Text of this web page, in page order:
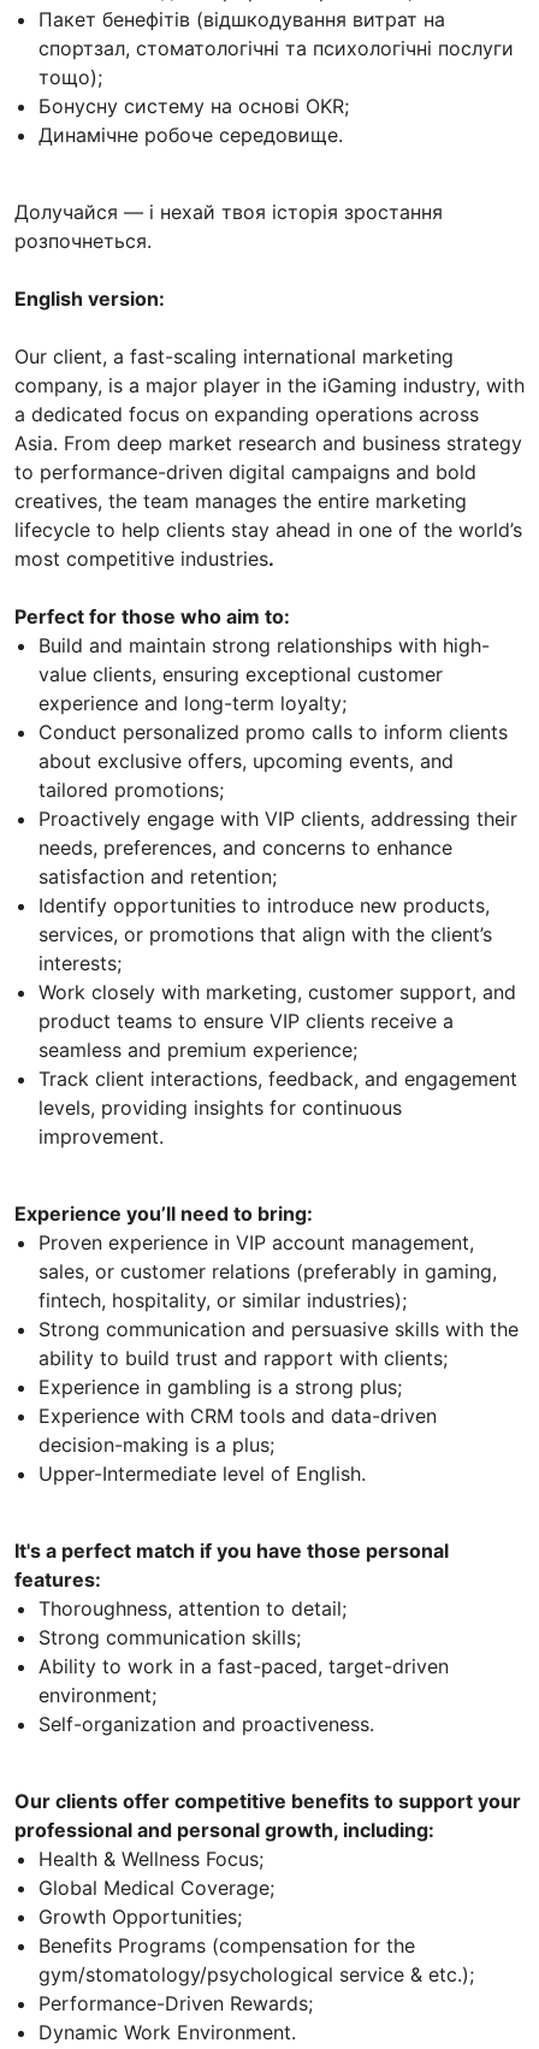
Пакет бенефітів (відшкодування витрат на
спортзал, стоматологічні та психологічні послуги
тощо);
Бонусну систему на основі OKR;
Динамічне робоче середовище.
Долучайся — і нехай твоя історія зростання
розпочнеться.
English version:
Our client, a fast-scaling international marketing
company, is a major player in the iGaming industry, with
a dedicated focus on expanding operations across
Asia. From deep market research and business strategy
to performance-driven digital campaigns and bold
creatives, the team manages the entire marketing
lifecycle to help clients stay ahead in one of the world’s
most competitive industries.
Perfect for those who aim to:
Build and maintain strong relationships with high-
value clients, ensuring exceptional customer
experience and long-term loyalty;
Conduct personalized promo calls to inform clients
about exclusive offers, upcoming events, and
tailored promotions;
Proactively engage with VIP clients, addressing their
needs, preferences, and concerns to enhance
satisfaction and retention;
Identify opportunities to introduce new products,
services, or promotions that align with the client’s
interests;
Work closely with marketing, customer support, and
product teams to ensure VIP clients receive a
seamless and premium experience;
Track client interactions, feedback, and engagement
levels, providing insights for continuous
improvement.
Experience you’ll need to bring:
Proven experience in VIP account management,
sales, or customer relations (preferably in gaming,
fintech, hospitality, or similar industries);
Strong communication and persuasive skills with the
ability to build trust and rapport with clients;
Experience in gambling is a strong plus;
Experience with CRM tools and data-driven
decision-making is a plus;
Upper-Intermediate level of English.
It's a perfect match if you have those personal
features:
Thoroughness, attention to detail;
Strong communication skills;
Ability to work in a fast-paced, target-driven
environment;
Self-organization and proactiveness.
Our clients offer competitive benefits to support your
professional and personal growth, including:
Health & Wellness Focus;
Global Medical Coverage;
Growth Opportunities;
Benefits Programs (compensation for the
gym/stomatology/psychological service & etc.);
Performance-Driven Rewards;
Dynamic Work Environment.